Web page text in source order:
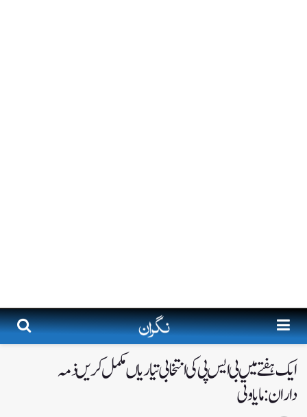
ایک ہفتے میں بی ایس پی کی انتخابی تیاریاں مکمل کریں ذمہ
داران:مایاوتی